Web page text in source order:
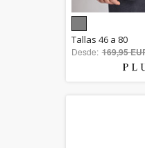
out
Tallas 46 a 80
Desde: 169,95